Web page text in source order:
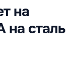
на
сталь